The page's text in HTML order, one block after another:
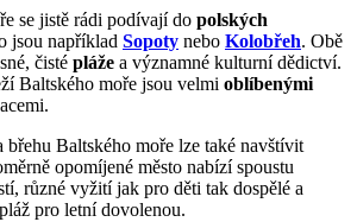
se jistě rádi podívají do polských
jsou například Sopoty nebo Kolobřeh. Obě
čisté pláže a významné kulturní dědictví.
Baltského moře jsou velmi oblíbenými
břehu Baltského moře lze také navštívit
opomíjené město nabízí spoustu
různé vyžití jak pro děti tak dospělé a
pro letní dovolenou.